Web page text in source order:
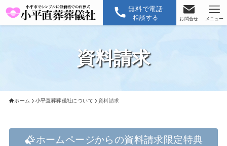
無料で電話
相談する お問合せ メニュー
資料請求
ホーム 小平直葬葬儀社について 資料請求
ホームページからの資料請求限定特典